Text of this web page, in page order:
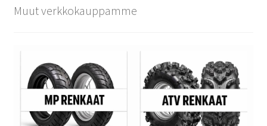
Muut verkkokauppamme